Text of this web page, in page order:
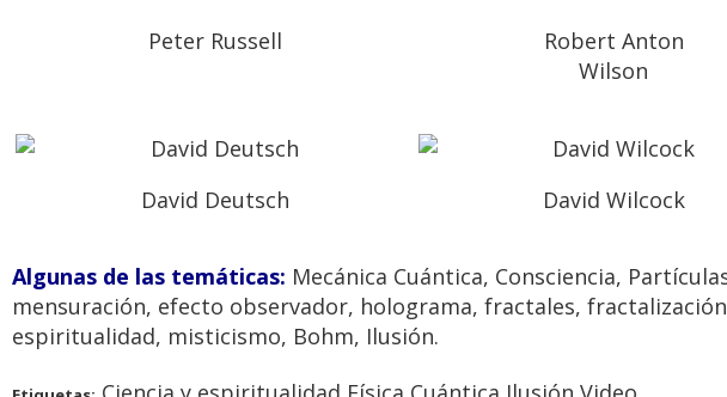
Peter Russell
Robert Anton
Wilson
David Deutsch David Wilcock
Algunas de las temáticas: Mecánica Cuántica, Consciencia,
mensuración, efecto observador, holograma, fractales,
espiritualidad, misticismo, Bohm, Ilusión.